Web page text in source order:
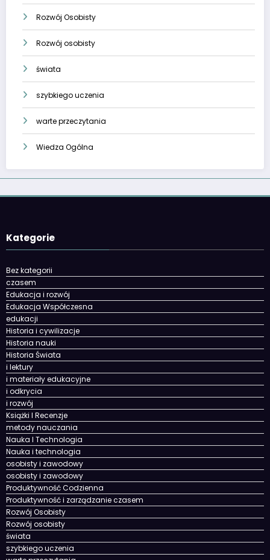
Rozwój Osobisty
Rozwój osobisty
świata
szybkiego uczenia
warte przeczytania
Wiedza Ogólna
Kategorie
Bez kategorii
czasem
Edukacja i rozwój
Edukacja Współczesna
edukacji
Historia i cywilizacje
Historia nauki
Historia Świata
i lektury
i materiały edukacyjne
i odkrycia
i rozwój
Książki I Recenzje
metody nauczania
Nauka I Technologia
Nauka i technologia
osobisty i zawodowy
osobisty i zawodowy
Produktywność Codzienna
Produktywność i zarządzanie czasem
Rozwój Osobisty
Rozwój osobisty
świata
szybkiego uczenia